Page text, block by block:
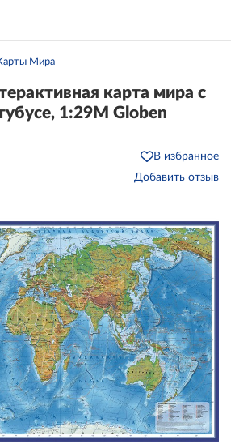
Мира
карта мира с
1:29М Globen
В избранное
Добавить отзыв